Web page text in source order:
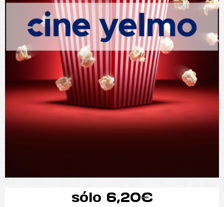
sólo 6,20€